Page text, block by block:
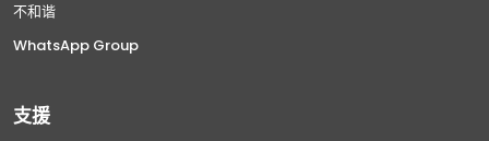
不和谐
WhatsApp Group
支援